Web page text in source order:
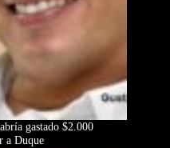
gastado $2.000
a Duque